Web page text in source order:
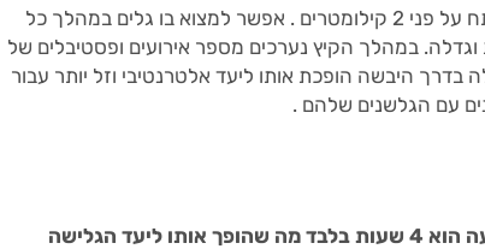
לחוף באגאסבאס שבדא-אט חול אפור קריסטלי וקו חוף שנמתח על פני 2 קילומטרים . אפשר למצוא בו גלים במהלך כל
במהלך הקיץ נערכים מספר אירועים ופסטיבלים של
היבשה הופכת אותו ליעד אלטרנטיבי וזל יותר עבור
עם הגלשנים שלהם .
איך מגיעים: הדרך הקלה ביותר היא דרך היבשה, זמן הנסיעה הוא 4 שעות בלבד מה שהופך אותו ליעד הגלישה